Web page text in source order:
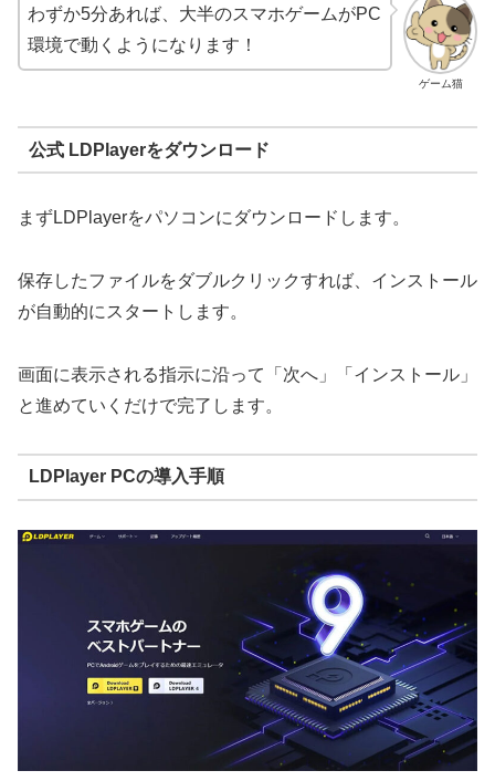
ゲーム猫
わずか5分あれば、大半のスマホゲームがPC
環境で動くようになります！
公式 LDPlayerをダウンロード
まずLDPlayerをパソコンにダウンロードします。
保存したファイルをダブルクリックすれば、インストール
が自動的にスタートします。
画面に表示される指示に沿って「次へ」「インストール」
と進めていくだけで完了します。
LDPlayer PCの導入手順